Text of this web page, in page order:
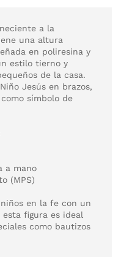
a la
una altura
en poliresina y
estilo tierno y
de la casa.
Jesús en brazos,
símbolo de
a mano
(MPS)
en la fe con un
esta figura es ideal
como bautizos